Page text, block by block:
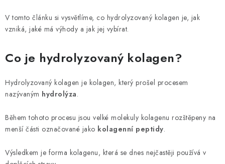
ZNAČKY
GDPR
Obchodní podmínky Kontakty
Slovník pojmů
Moje objednávka
Mapa serveru
V tomto článku si vysvětlíme, co hydrolyzovaný kolagen je, jak
vzniká, jaké má výhody a jak jej vybírat.
Co je hydrolyzovaný kolagen?
Hydrolyzovaný kolagen je kolagen, který prošel procesem
nazývaným hydrolýza.
Během tohoto procesu jsou velké molekuly kolagenu rozštěpeny na
menší části označované jako kolagenní peptidy.
Výsledkem je forma kolagenu, která se dnes nejčastěji používá v